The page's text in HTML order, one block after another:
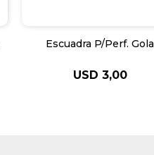
Escuadra P/Perf. Gola
USD 3,00